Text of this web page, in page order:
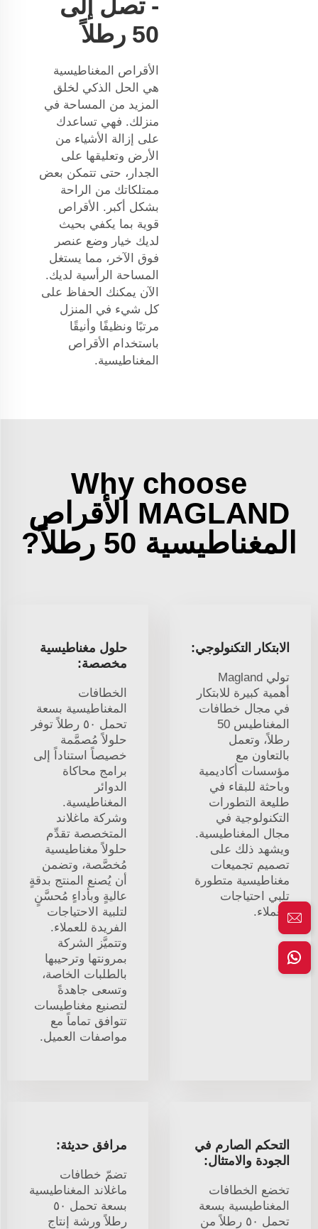
- تصل إلى
50 رطلاً
الأقراص المغناطيسية
هي الحل الذكي لخلق
المزيد من المساحة في
منزلك. فهي تساعدك
على إزالة الأشياء من
الأرض وتعليقها على
الجدار، حتى تتمكن بعض
ممتلكاتك من الراحة
بشكل أكبر. الأقراص
قوية بما يكفي بحيث
لديك خيار وضع عنصر
فوق الآخر، مما يستغل
المساحة الرأسية لديك.
الآن يمكنك الحفاظ على
كل شيء في المنزل
مرتبًا ونظيفًا وأنيقًا
باستخدام الأقراص
المغناطيسية.
Why choose
MAGLAND الأقراص
المغناطيسية 50 رطلاً?
الابتكار التكنولوجي:
تولي Magland
أهمية كبيرة للابتكار
في مجال خطافات
المغناطيس 50
رطلاً، وتعمل
بالتعاون مع
مؤسسات أكاديمية
وباحثة للبقاء في
طليعة التطورات
التكنولوجية في
مجال المغناطيسية.
ويشهد ذلك على
تصميم تجميعات
مغناطيسية متطورة
تلبي احتياجات
العملاء.
حلول مغناطيسية
مخصصة:
الخطافات
المغناطيسية بسعة
تحمل ٥٠ رطلاً توفر
حلولاً مُصمَّمة
خصيصاً استناداً إلى
برامج محاكاة
الدوائر
المغناطيسية.
وشركة ماغلاند
المتخصصة تقدِّم
حلولاً مغناطيسية
مُخصَّصة، وتضمن
أن يُصنع المنتج بدقةٍ
عاليةٍ وبأداءٍ مُحسَّنٍ
لتلبية الاحتياجات
الفريدة للعملاء.
وتتميَّز الشركة
بمرونتها وترحيبها
بالطلبات الخاصة،
وتسعى جاهدةً
لتصنيع مغناطيسات
تتوافق تماماً مع
مواصفات العميل.
التحكم الصارم في
الجودة والامتثال:
تخضع الخطافات
المغناطيسية بسعة
تحمل ٥٠ رطلاً من
مرافق حديثة:
تضمّ خطافات
ماغلاند المغناطيسية
بسعة تحمل ٥٠
رطلاً ورشة إنتاج